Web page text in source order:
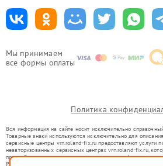
Мы принимаем
все формы оплаты
Политика
Вся информация на сайте носит исключительно
Товарные знаки используются исключительно для
сервисные центры vrn.roland-fix.ru предоставляют услуги
неавторизованных сервисных центрах vrn.roland-fix.ru,
правообладателями товарных знаков или их
Ремонт осуществляется для устройств, уже введенных в